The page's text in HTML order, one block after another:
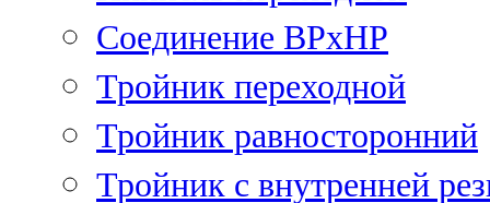
Соединение ВРхНР
Тройник переходной
Тройник равносторонний
Тройник с внутренней